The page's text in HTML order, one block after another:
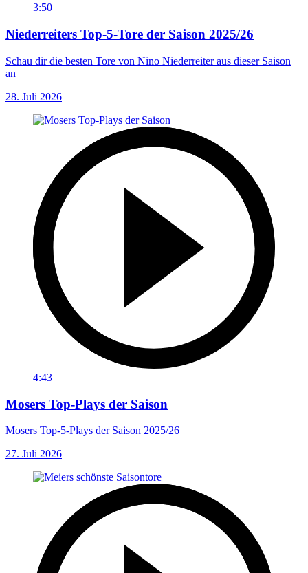
3:50
Niederreiters Top-5-Tore der Saison 2025/26
Schau dir die besten Tore von Nino Niederreiter aus dieser Saison
an
28. Juli 2026
4:43
Mosers Top-Plays der Saison
Mosers Top-5-Plays der Saison 2025/26
27. Juli 2026